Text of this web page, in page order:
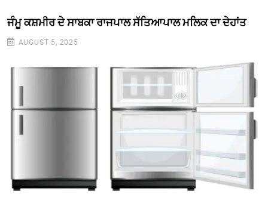
ਜੰਮੂ ਕਸ਼ਮੀਰ ਦੇ ਸਾਬਕਾ ਰਾਜਪਾਲ ਸੱਤਿਆਪਾਲ ਮਲਿਕ ਦਾ ਦੇਹਾਂਤ
AUGUST 5, 2025